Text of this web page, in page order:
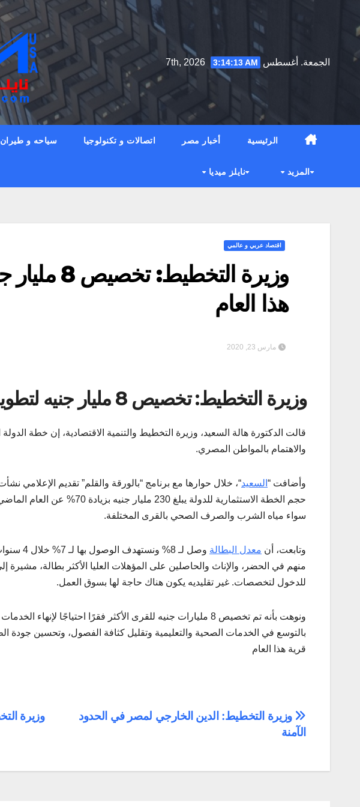
to
الجمعة. أغسطس 7th, 2026
3:14:15 AM
الرئيسية أخبار مصر اتصالات و تكنولوجيا سياحه و طيران
المزيد نايلز ميديا
اقتصاد عربي و عالمي
هذا العام
مارس 23, 2020
وزيرة التخطيط: تخصيص 8 مليار جنيه لتطوير 470 قرية هذا العام
قالت الدكتورة هالة السعيد، وزيرة التخطيط والتنمية الاقتصادية، إن خطة الدولة
والاهتمام بالمواطن المصري.
وأضافت “ السعيد
حجم الخطة الاستثمارية للدولة
سواء مياه الشرب والصرف الصحي بالقرى المختلفة.
وتابعت، أن معدل البطالة
وصل لـ
منهم في الحضر، والإناث والحاصلين على المؤهلات العليا الأكثر بطالة،
للدخول لتخصصات. غير تقليديه يكون هناك حاجة لها بسوق العمل.
ونوهت بأنه تم تخصيص 8 مليارات جنيه للقرى الأكثر فقرًا احتياجًا
قرية هذا العام
تصفّح
المقالات
وزيرة
وزيرة التخطيط: الدين الخارجي لمصر في الحدود
الآمنة